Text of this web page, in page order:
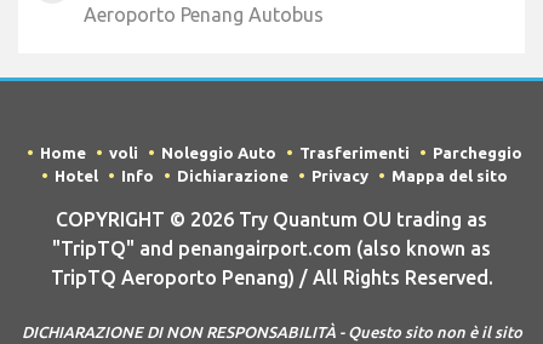
Aeroporto Penang Autobus
Home voli Noleggio Auto Trasferimenti
Parcheggio
Hotel
Info Dichiarazione Privacy Mappa del sito
COPYRIGHT © 2026 Try Quantum OU trading as
"TripTQ" and penangairport.com (also known as
TripTQ Aeroporto Penang) / All Rights Reserved.
DICHIARAZIONE DI NON RESPONSABILITÀ - Questo sito non è il sito